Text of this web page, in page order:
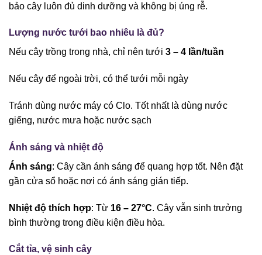
bảo cây luôn đủ dinh dưỡng và không bị úng rễ.
Lượng nước tưới bao nhiêu là đủ?
Nếu cây trồng trong nhà, chỉ nên tưới 3 – 4 lần/tuần
Nếu cây để ngoài trời, có thể tưới mỗi ngày
Tránh dùng nước máy có Clo. Tốt nhất là dùng nước
giếng, nước mưa hoặc nước sạch
Ánh sáng và nhiệt độ
Ánh sáng: Cây cần ánh sáng để quang hợp tốt. Nên đặt
gần cửa sổ hoặc nơi có ánh sáng gián tiếp.
Nhiệt độ thích hợp: Từ 16 – 27°C. Cây vẫn sinh trưởng
bình thường trong điều kiện điều hòa.
Cắt tỉa, vệ sinh cây